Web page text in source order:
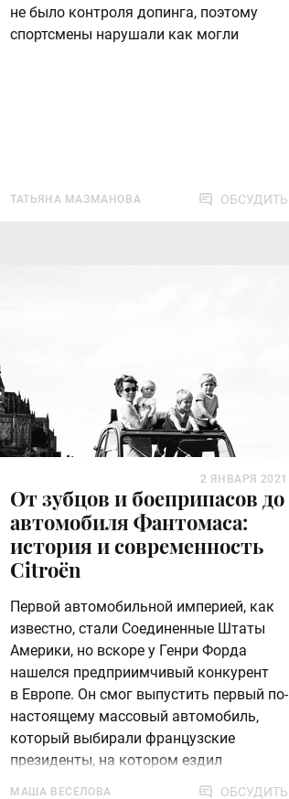
не было контроля допинга, поэтому
спортсмены нарушали как могли
ТАТЬЯНА МАЗМАНОВА ОБСУДИТЬ
От зубцов и боеприпасов до
автомобиля Фантомаса:
история и современность
Citroën
Первой автомобильной империей, как
известно, стали Соединенные Штаты
Америки, но вскоре у Генри Форда
нашелся предприимчивый конкурент
в Европе. Он смог выпустить первый по-
настоящему массовый автомобиль,
который выбирали французские
президенты, на котором ездил
Фантомас и который однажды спас
МАША ВЕСЕЛОВА
2 ЯНВАРЯ 2021
ОБСУДИТЬ